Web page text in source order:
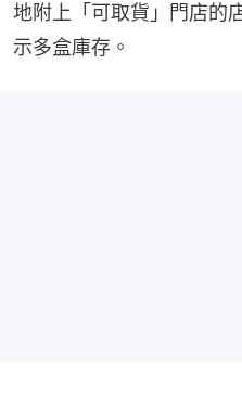
地附上「可取貨」門店的
示多盒庫存。